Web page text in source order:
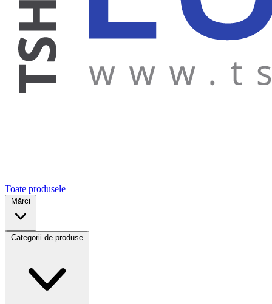
Toate produsele
Mărci
Categorii de produse